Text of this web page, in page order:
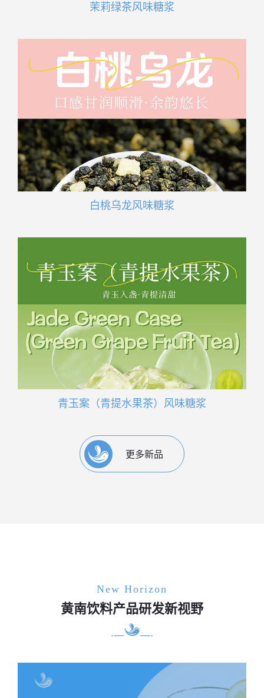
茉莉绿茶风味糖浆
白桃乌龙风味糖浆
青玉案（青提水果茶）风味糖浆
更多新品
New Horizon
黄南饮料产品研发新视野